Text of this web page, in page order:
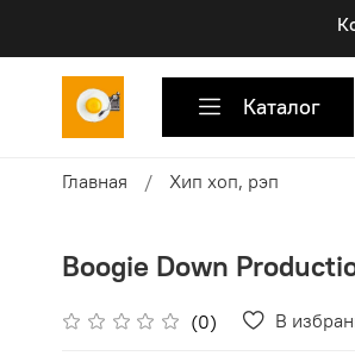
Каталог
Главная Хип хоп, рэп
Boogie Down
(0) В